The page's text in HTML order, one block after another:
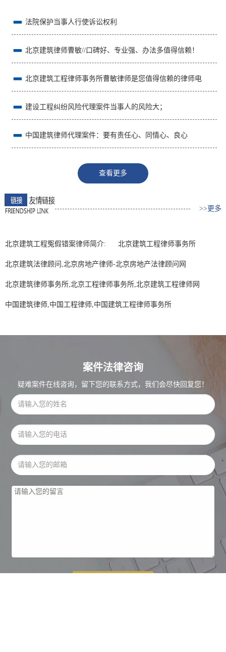
法院保护当事人行使诉讼权利
北京建筑律师曹敏//口碑好、专业强、办法多值得信赖！
北京建筑工程律师事务所曹敏律师是您值得信赖的律师电
话:15801061959
建设工程纠纷风险代理案件当事人的风险大；
中国建筑律师代理案件：要有责任心、同情心、良心
查看更多
>>更多
北京建筑工程冤假错案律师简介: 北京建筑工程律师事务所
北京建筑法律顾问,北京房地产律师-北京房地产法律顾问网
北京建筑律师事务所,北京工程律师事务所,北京建筑工程律师网
中国建筑律师,中国工程律师,中国建筑工程律师事务所
案件法律咨询
疑难案件在线咨询，留下您的联系方式，我们会尽快回复您！